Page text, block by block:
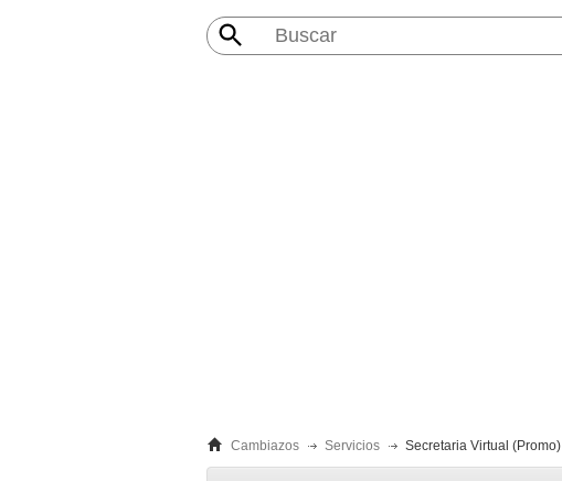
Cambiazos Servicios Secretaria Virtual (Promo)